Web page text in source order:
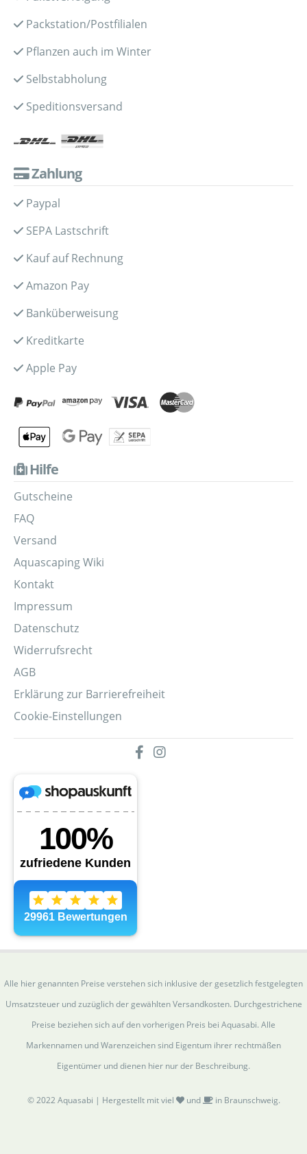
Packstation/Postfilialen
Pflanzen auch im Winter
Selbstabholung
Speditionsversand
Zahlung
Paypal
SEPA Lastschrift
Kauf auf Rechnung
Amazon Pay
Banküberweisung
Kreditkarte
Apple Pay
Hilfe
Gutscheine
FAQ
Versand
Aquascaping Wiki
Kontakt
Impressum
Datenschutz
Widerrufsrecht
AGB
Erklärung zur Barrierefreiheit
Cookie-Einstellungen
Alle hier genannten Preise verstehen sich inklusive der gesetzlich festgelegten
Umsatzsteuer und zuzüglich der gewählten Versandkosten. Durchgestrichene
Preise beziehen sich auf den vorherigen Preis bei Aquasabi. Alle
Markennamen und Warenzeichen sind Eigentum ihrer rechtmäßen
Eigentümer und dienen hier nur der Beschreibung.
© 2022 Aquasabi | Hergestellt mit viel und in Braunschweig.